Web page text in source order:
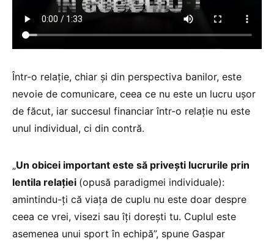
Într-o relație, chiar și din perspectiva banilor, este
nevoie de comunicare, ceea ce nu este un lucru ușor
de făcut, iar succesul financiar într-o relație nu este
unul individual, ci din contră.
„Un obicei important este să privești lucrurile prin
lentila relației (opusă paradigmei individuale):
amintindu-ți că viața de cuplu nu este doar despre
ceea ce vrei, visezi sau îți dorești tu. Cuplul este
asemenea unui sport în echipă”, spune Gaspar